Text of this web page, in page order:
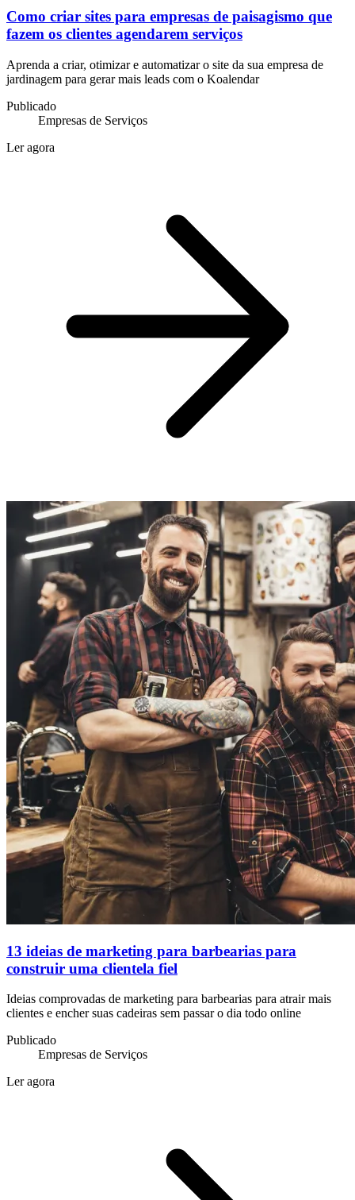
Como criar sites para empresas de paisagismo que
fazem os clientes agendarem serviços
Aprenda a criar, otimizar e automatizar o site da sua empresa de
jardinagem para gerar mais leads com o Koalendar
Publicado
Empresas de Serviços
Ler agora
13 ideias de marketing para barbearias para
construir uma clientela fiel
Ideias comprovadas de marketing para barbearias para atrair mais
clientes e encher suas cadeiras sem passar o dia todo online
Publicado
Empresas de Serviços
Ler agora